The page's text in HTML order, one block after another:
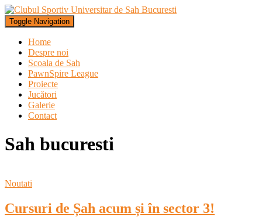
Toggle Navigation
Home
Despre noi
Scoala de Sah
PawnSpire League
Proiecte
Jucători
Galerie
Contact
Sah bucuresti
Noutati
Cursuri de Șah acum și în sector 3!